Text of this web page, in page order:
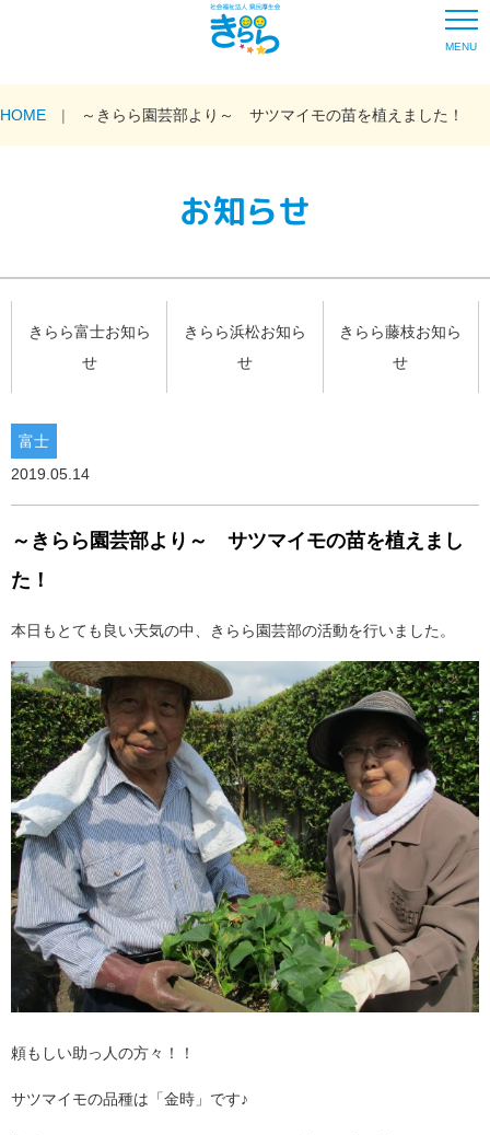
MENU
HOME ～きらら園芸部より～ サツマイモの苗を植えました！
お知らせ
きらら富士お知ら
せ
きらら浜松お知ら
せ
きらら藤枝お知ら
せ
富士
2019.05.14
～きらら園芸部より～ サツマイモの苗を植えまし
た！
本日もとても良い天気の中、きらら園芸部の活動を行いました。
頼もしい助っ人の方々！！
サツマイモの品種は「金時」です♪